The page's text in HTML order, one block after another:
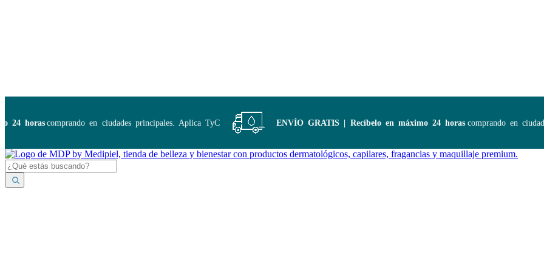
horascomprando en ciudades principales. Aplica TyC ENVÍO GRATIS | Recíbelo en máximo 24 horascomprando en